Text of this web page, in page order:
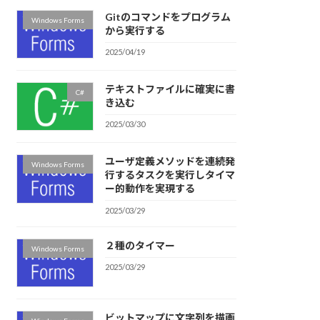
Windows Forms
Gitのコマンドをプログラム
から実行する
2025/04/19
C#
テキストファイルに確実に書
き込む
2025/03/30
Windows Forms
ユーザ定義メソッドを連続発
行するタスクを実行しタイマ
ー的動作を実現する
2025/03/29
Windows Forms ２種のタイマー
2025/03/29
ビットマップに文字列を描画